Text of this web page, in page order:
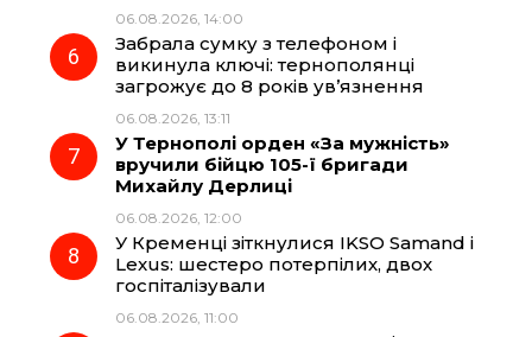
06.08.2026, 14:00
Забрала сумку з телефоном і
викинула ключі: тернополянці
загрожує до 8 років ув’язнення
06.08.2026, 13:11
У Тернополі орден «За мужність»
вручили бійцю 105-ї бригади
Михайлу Дерлиці
06.08.2026, 12:00
У Кременці зіткнулися IKSO Samand і
Lexus: шестеро потерпілих, двох
госпіталізували
06.08.2026, 11:00